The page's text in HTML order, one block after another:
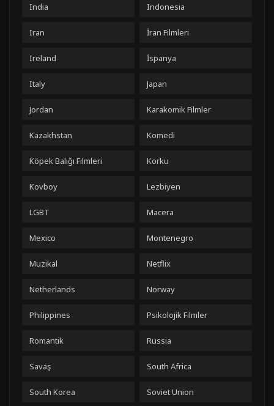
India Indonesia
Iran İran Filmleri
Ireland İspanya
Italy Japan
Jordan Karakomik Filmler
Kazakhstan Komedi
Köpek Balığı Filmleri Korku
Kovboy Lezbiyen
LGBT Macera
Mexico Montenegro
Muzikal Netflix
Netherlands Norway
Philippines Psikolojik Filmler
Romantik Russia
Savaş South Africa
South Korea Soviet Union